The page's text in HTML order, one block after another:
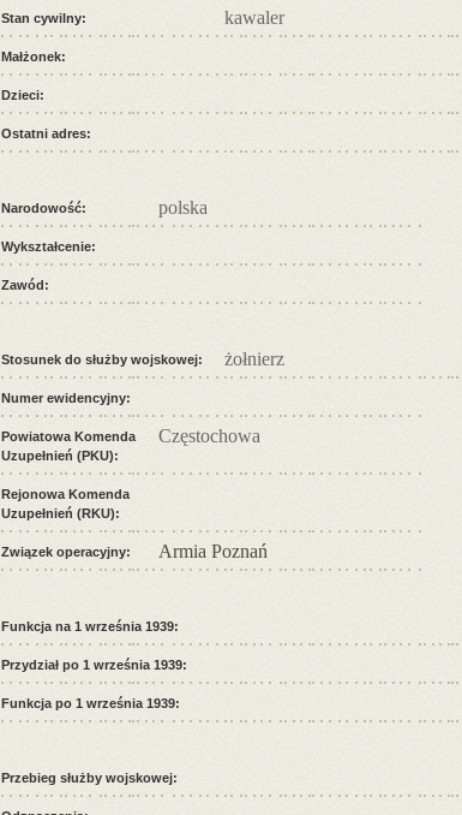
Stan cywilny: kawaler
Małżonek:
Dzieci:
Ostatni adres:
Narodowość: polska
Wykształcenie:
Zawód:
Stosunek do służby wojskowej: żołnierz
Numer ewidencyjny:
Powiatowa Komenda
Uzupełnień (PKU):
Częstochowa
Rejonowa Komenda
Uzupełnień (RKU):
Związek operacyjny: Armia Poznań
Funkcja na 1 września 1939:
Przydział po 1 września 1939:
Funkcja po 1 września 1939:
Przebieg służby wojskowej: